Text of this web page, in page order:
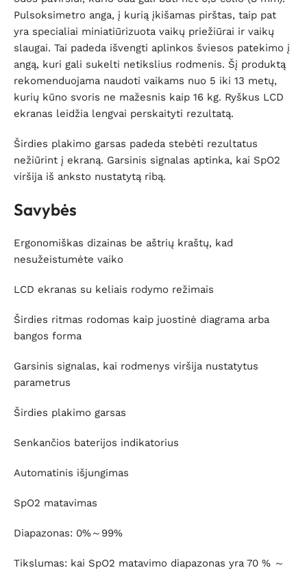
Pulsoksimetro anga, į kurią įkišamas pirštas, taip pat
yra specialiai miniatiūrizuota vaikų priežiūrai ir vaikų
slaugai. Tai padeda išvengti aplinkos šviesos patekimo į
angą, kuri gali sukelti netikslius rodmenis. Šį produktą
rekomenduojama naudoti vaikams nuo 5 iki 13 metų,
kurių kūno svoris ne mažesnis kaip 16 kg. Ryškus LCD
ekranas leidžia lengvai perskaityti rezultatą.
Širdies plakimo garsas padeda stebėti rezultatus
nežiūrint į ekraną. Garsinis signalas aptinka, kai SpO2
viršija iš anksto nustatytą ribą.
Savybės
Ergonomiškas dizainas be aštrių kraštų, kad
nesužeistumėte vaiko
LCD ekranas su keliais rodymo režimais
Širdies ritmas rodomas kaip juostinė diagrama arba
bangos forma
Garsinis signalas, kai rodmenys viršija nustatytus
parametrus
Širdies plakimo garsas
Senkančios baterijos indikatorius
Automatinis išjungimas
SpO2 matavimas
Diapazonas: 0%～99%
Tikslumas: kai SpO2 matavimo diapazonas yra 70 % ～